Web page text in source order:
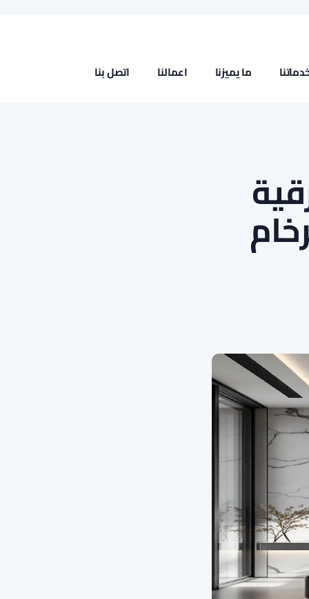
ما يميزنا اعمالنا اتصل بنا